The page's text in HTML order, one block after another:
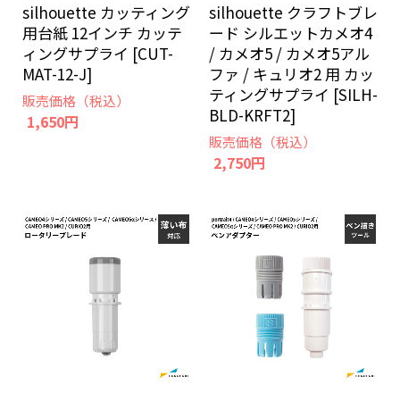
silhouette カッティング
用台紙 12インチ カッテ
ィングサプライ [CUT-
MAT-12-J]
販売価格（税込）
1,650円
silhouette クラフトブレ
ード シルエットカメオ4
/ カメオ5 / カメオ5アル
ファ / キュリオ2 用 カッ
ティングサプライ [SILH-
BLD-KRFT2]
販売価格（税込）
2,750円